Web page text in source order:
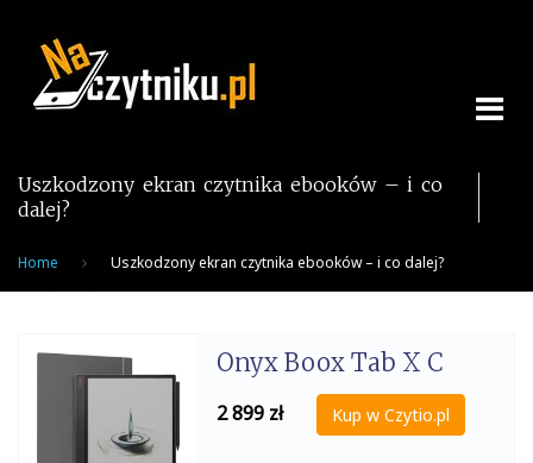
content
Uszkodzony ekran czytnika ebooków – i co
dalej?
Home Uszkodzony ekran czytnika ebooków – i co dalej?
Onyx Boox Tab X C
2 899 zł Kup w Czytio.pl